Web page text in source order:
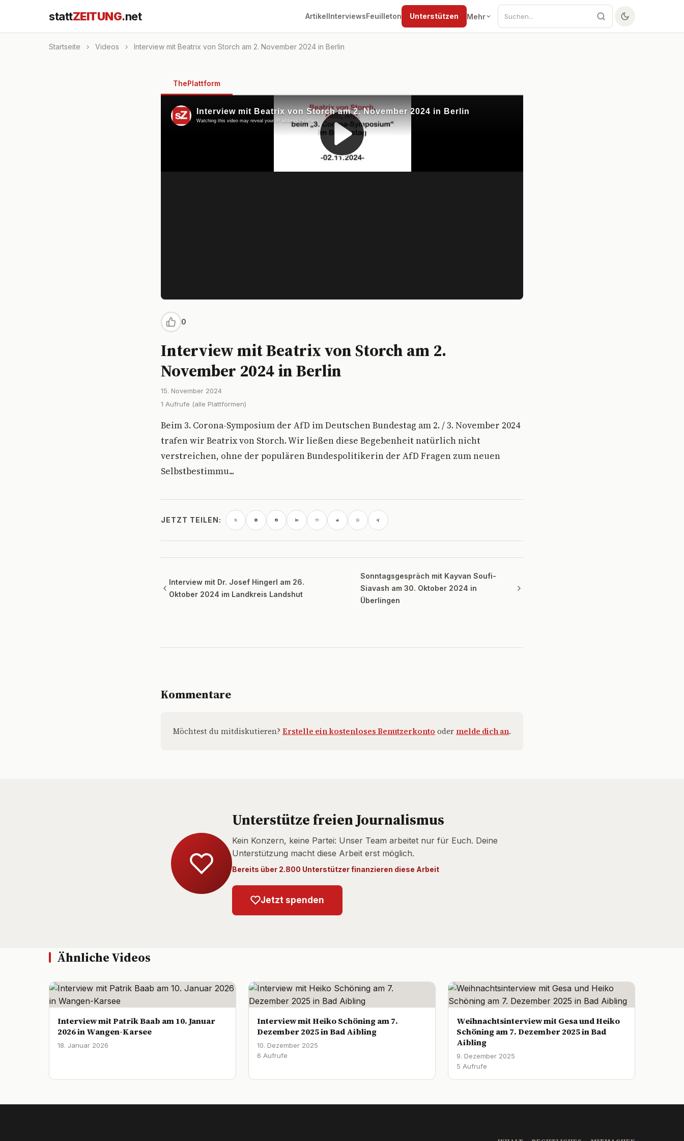
stattZEITUNG.net ArtikelInterviewsFeuilleton Unterstützen Mehr
Startseite › Videos › Interview mit Beatrix von Storch am 2. November 2024 in Berlin
ThePlattform
0
Interview mit Beatrix von Storch am 2.
November 2024 in Berlin
15. November 2024
1 Aufrufe (alle Plattformen)
Beim 3. Corona-Symposium der AfD im Deutschen Bundestag am 2. / 3. November 2024
trafen wir Beatrix von Storch. Wir ließen diese Begebenheit natürlich nicht
verstreichen, ohne der populären Bundespolitikerin der AfD Fragen zum neuen
Selbstbestimmu...
JETZT TEILEN:
Interview mit Dr. Josef Hingerl am 26.
Oktober 2024 im Landkreis Landshut
Sonntagsgespräch mit Kayvan Soufi-
Siavash am 30. Oktober 2024 in
Überlingen
Kommentare
Möchtest du mitdiskutieren? Erstelle ein kostenloses Benutzerkonto oder melde dich an.
Unterstütze freien Journalismus
Kein Konzern, keine Partei: Unser Team arbeitet nur für Euch. Deine
Unterstützung macht diese Arbeit erst möglich.
Bereits über 2.800 Unterstützer finanzieren diese Arbeit
Jetzt spenden
Ähnliche Videos
Interview mit Patrik Baab am 10. Januar
2026 in Wangen-Karsee
18. Januar 2026
Interview mit Heiko Schöning am 7.
Dezember 2025 in Bad Aibling
10. Dezember 2025
6 Aufrufe
Weihnachtsinterview mit Gesa und Heiko
Schöning am 7. Dezember 2025 in Bad
Aibling
9. Dezember 2025
5 Aufrufe